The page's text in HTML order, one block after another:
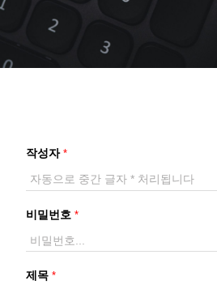
작성자 *
비밀번호 *
제목 *